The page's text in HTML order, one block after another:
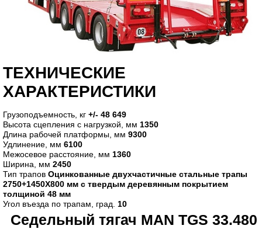
ТЕХНИЧЕСКИЕ
ХАРАКТЕРИСТИКИ
Грузоподъемность, кг +/- 48 649
Высота сцепления с нагрузкой, мм 1350
Длина рабочей платформы, мм 9300
Удлинение, мм 6100
Межосевое расстояние, мм 1360
Ширина, мм 2450
Тип трапов Оцинкованные двухчастичные стальные трапы
2750+1450X800 мм с твердым деревянным покрытием
толщиной 48 мм
Угол въезда по трапам, град. 10
Седельный тягач MAN TGS 33.480